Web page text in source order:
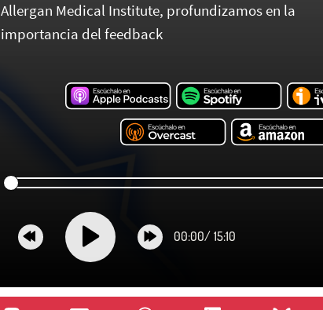
Allergan Medical Institute, profundizamos en la
importancia del feedback
00:00/ 15:10